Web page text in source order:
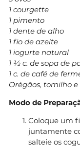
1 courgette
1 pimento
1 dente de alho
1 fio de azeite
1 iogurte natural
1 ½ c. de sopa de
1 c. de café de
Orégãos, tomilho
Modo de
Coloque um
juntamente
salteie os